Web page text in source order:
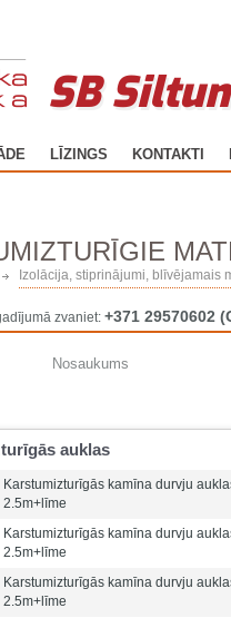
SB
LĪZINGS KONTAKTI
Izolācija, stiprinājumi, blīvējamais
zvaniet: +371 29570602
Nosaukums
auklas
Karstumizturīgās kamīna durvju
2.5m+līme
Karstumizturīgās kamīna durvju
2.5m+līme
Karstumizturīgās kamīna durvju
2.5m+līme